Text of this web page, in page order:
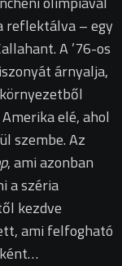
reflektálva – egy
A ’76-os
árnyalja,
elé, ahol
szembe. Az
, ami azonban
a széria
kezdve
ami felfogható